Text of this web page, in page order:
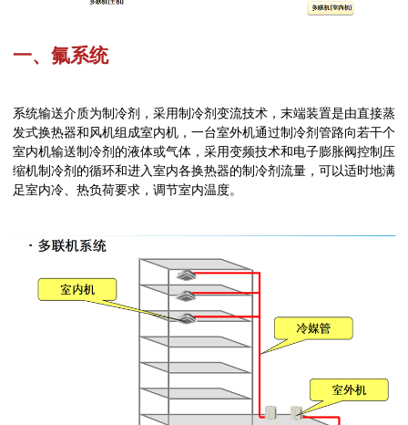
一、氟系统
系统输送介质为制冷剂，采用制冷剂变流技术，末端装置是由直接蒸
发式换热器和风机组成室内机，一台室外机通过制冷剂管路向若干个
室内机输送制冷剂的液体或气体，采用变频技术和电子膨胀阀控制压
缩机制冷剂的循环和进入室内各换热器的制冷剂流量，可以适时地满
足室内冷、热负荷要求，调节室内温度。